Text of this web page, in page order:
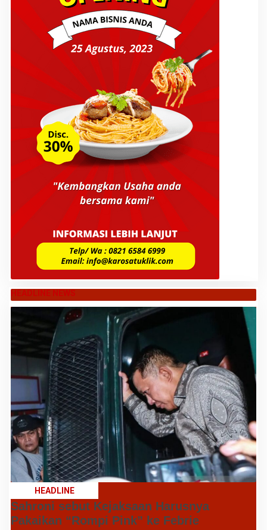
HEADLINE NEWS
HEADLINE
Sahroni sebut Kejaksaan Harusnya
Pakaikan “Rompi Pink” ke Febrie